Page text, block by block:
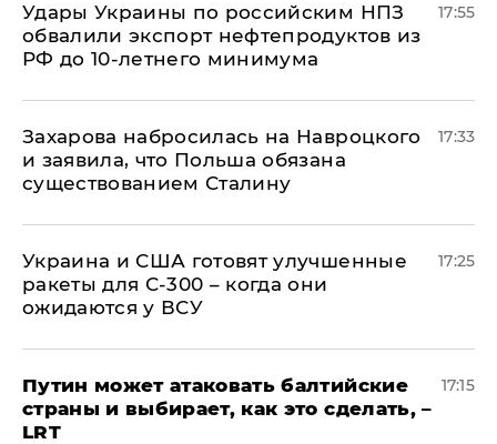
Удары Украины по российским НПЗ
обвалили экспорт нефтепродуктов из
РФ до 10-летнего минимума
17:55
​Захарова набросилась на Навроцкого
и заявила, что Польша обязана
существованием Сталину
17:33
Украина и США готовят улучшенные
ракеты для С-300 – когда они
ожидаются у ВСУ
17:25
Путин может атаковать балтийские
страны и выбирает, как это сделать, –
LRT
17:15